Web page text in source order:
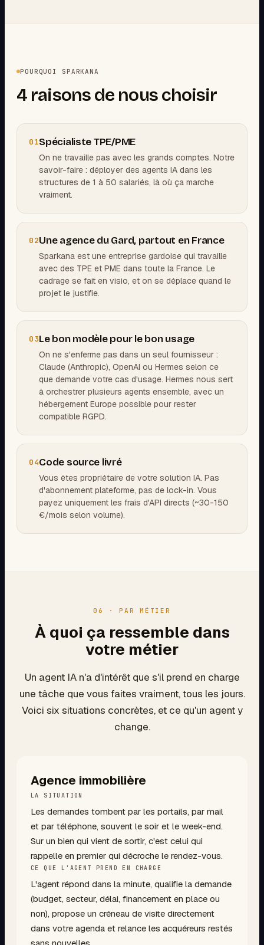
POURQUOI SPARKANA
4 raisons de nous choisir
01Spécialiste TPE/PME
On ne travaille pas avec les grands comptes. Notre
savoir-faire : déployer des agents IA dans les
structures de 1 à 50 salariés, là où ça marche
vraiment.
02Une agence du Gard, partout en France
Sparkana est une entreprise gardoise qui travaille
avec des TPE et PME dans toute la France. Le
cadrage se fait en visio, et on se déplace quand le
projet le justifie.
03Le bon modèle pour le bon usage
On ne s'enferme pas dans un seul fournisseur :
Claude (Anthropic), OpenAI ou Hermes selon ce
que demande votre cas d'usage. Hermes nous sert
à orchestrer plusieurs agents ensemble, avec un
hébergement Europe possible pour rester
compatible RGPD.
04Code source livré
Vous êtes propriétaire de votre solution IA. Pas
d'abonnement plateforme, pas de lock-in. Vous
payez uniquement les frais d'API directs (~30-150
€/mois selon volume).
06 · PAR MÉTIER
À quoi ça ressemble dans
votre métier
Un agent IA n'a d'intérêt que s'il prend en charge
une tâche que vous faites vraiment, tous les jours.
Voici six situations concrètes, et ce qu'un agent y
change.
Agence immobilière
LA SITUATION
Les demandes tombent par les portails, par mail
et par téléphone, souvent le soir et le week-end.
Sur un bien qui vient de sortir, c'est celui qui
rappelle en premier qui décroche le rendez-vous.
CE QUE L'AGENT PREND EN CHARGE
L'agent répond dans la minute, qualifie la demande
(budget, secteur, délai, financement en place ou
non), propose un créneau de visite directement
dans votre agenda et relance les acquéreurs restés